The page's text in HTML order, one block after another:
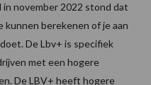
november 2022 stond dat
kunnen berekenen of je aan
De Lbv+ is specifiek
met een hogere
De LBV+ heeft hogere